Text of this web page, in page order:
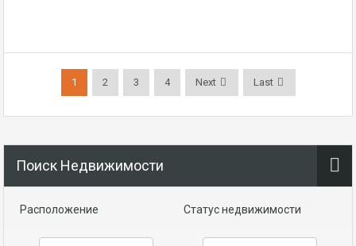
1 2 3 4 Next Last
Поиск Недвижимости
Расположение Статус недвижимости